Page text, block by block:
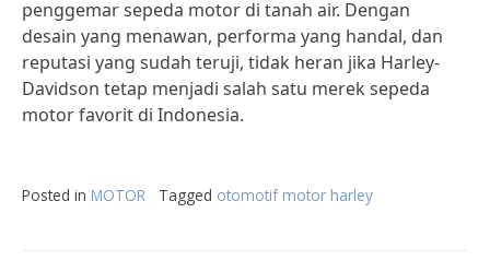
penggemar sepeda motor di tanah air. Dengan
desain yang menawan, performa yang handal, dan
reputasi yang sudah teruji, tidak heran jika Harley-
Davidson tetap menjadi salah satu merek sepeda
motor favorit di Indonesia.
Posted in MOTOR Tagged otomotif motor harley